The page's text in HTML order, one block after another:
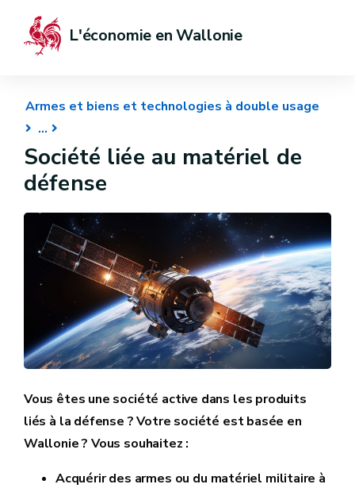
L'économie en Wallonie
Armes et biens et technologies à double usage
Société liée au matériel de
défense
Vous êtes une société active dans les produits
liés à la défense ? Votre société est basée en
Wallonie ? Vous souhaitez :
Acquérir des armes ou du matériel militaire à